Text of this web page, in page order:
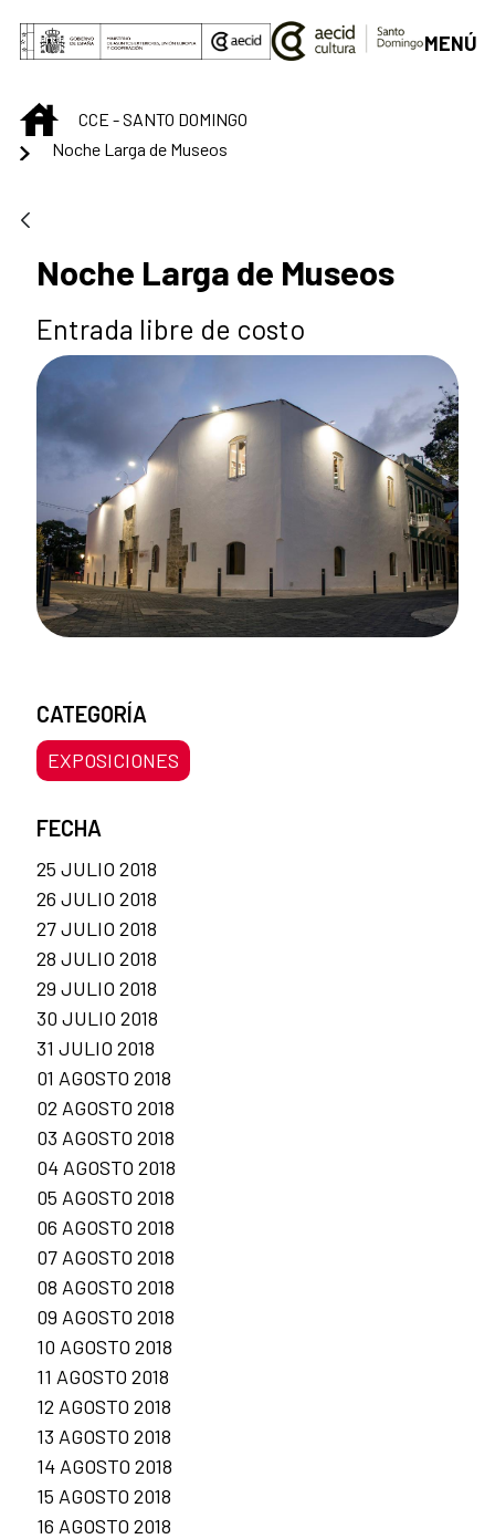
Saltar al contenido principal
MENÚ
INICIOCCE - SANTO DOMINGO
Noche Larga de Museos
Noche Larga de Museos
Entrada libre de costo
CATEGORÍA
EXPOSICIONES
FECHA
25 JULIO 2018
26 JULIO 2018
27 JULIO 2018
28 JULIO 2018
29 JULIO 2018
30 JULIO 2018
31 JULIO 2018
01 AGOSTO 2018
02 AGOSTO 2018
03 AGOSTO 2018
04 AGOSTO 2018
05 AGOSTO 2018
06 AGOSTO 2018
07 AGOSTO 2018
08 AGOSTO 2018
09 AGOSTO 2018
10 AGOSTO 2018
11 AGOSTO 2018
12 AGOSTO 2018
13 AGOSTO 2018
14 AGOSTO 2018
15 AGOSTO 2018
16 AGOSTO 2018